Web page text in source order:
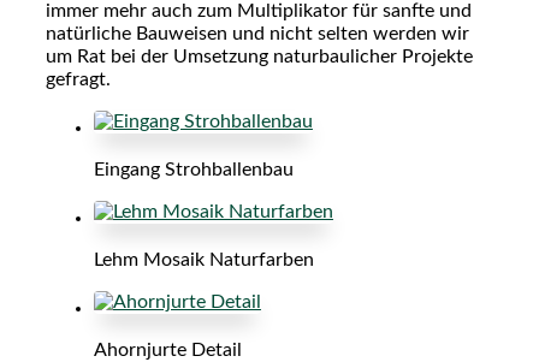
immer mehr auch zum Multiplikator für sanfte und
natürliche Bauweisen und nicht selten werden wir
um Rat bei der Umsetzung naturbaulicher Projekte
gefragt.
Eingang Strohballenbau
Lehm Mosaik Naturfarben
Ahornjurte Detail